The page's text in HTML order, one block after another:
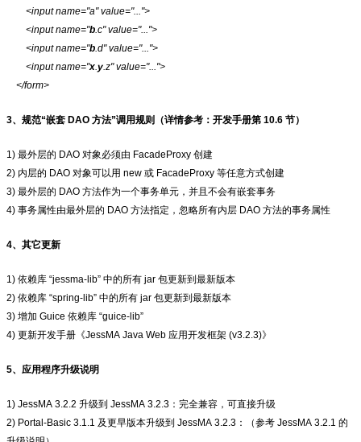
<input name="a" value="...">
<input name="b.c" value="...">
<input name="b.d" value="...">
<input name="x.y.z" value="...">
</form>
3、规范“嵌套 DAO 方法”调用规则（详情参考：开发手册第 10.6 节）
1) 最外层的 DAO 对象必须由 FacadeProxy 创建
2) 内层的 DAO 对象可以用 new 或 FacadeProxy 等任意方式创建
3) 最外层的 DAO 方法作为一个事务单元，并且不会有嵌套事务
4) 事务属性由最外层的 DAO 方法指定，忽略所有内层 DAO 方法的事务属性
4、其它更新
1) 依赖库 “jessma-lib” 中的所有 jar 包更新到最新版本
2) 依赖库 “spring-lib” 中的所有 jar 包更新到最新版本
3) 增加 Guice 依赖库 “guice-lib”
4) 更新开发手册《JessMA Java Web 应用开发框架 (v3.2.3)》
5、应用程序升级说明
1) JessMA 3.2.2 升级到 JessMA 3.2.3：完全兼容，可直接升级
2) Portal-Basic 3.1.1 及更早版本升级到 JessMA 3.2.3：（参考 JessMA 3.2.1 的